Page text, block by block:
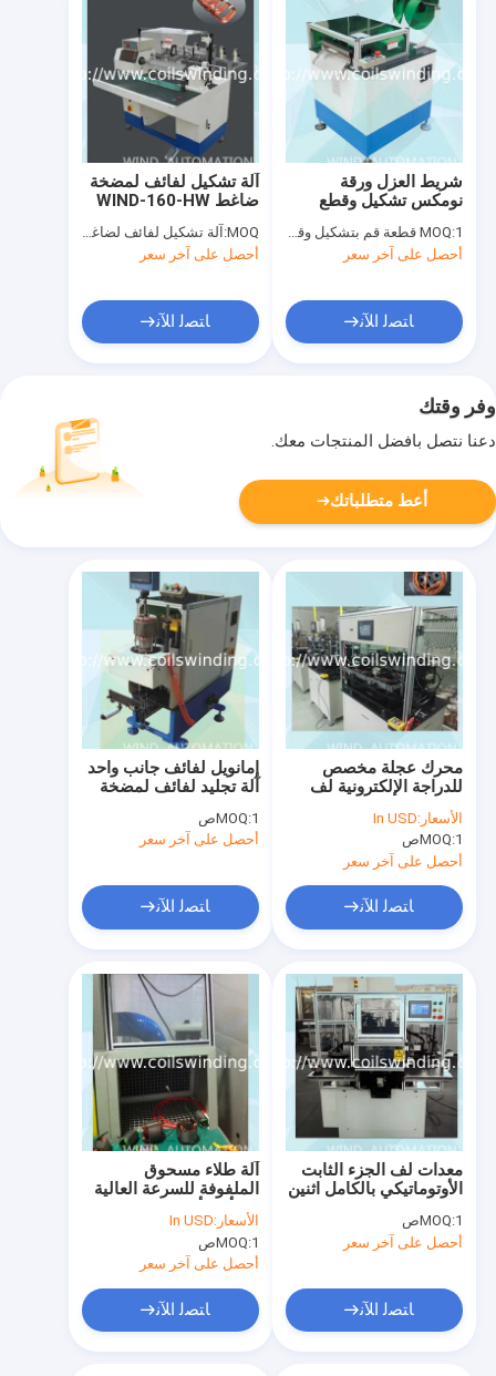
آلة تشكيل لفائف لمضخة
ضاغط WIND-160-HW
MOQ: آلة تشكيل لفائف لضاغط المضخة
أحصل على آخر سعر
ﺎﺘﺼﻟ ﺍﻶﻧ
شريط العزل ورقة
نومكس تشكيل وقطع
DMD
MOQ:1 قطعة قم بتشكيل وقطع الورق العازل لعزل خلايا المحرك التعريفي مثل مضخة المياه والسقف
أحصل على آخر سعر
ﺎﺘﺼﻟ ﺍﻶﻧ
وفر وقتك
دعنا نتصل بأفضل المنتجات معك.
أعط متطلباتك
إمانويل لفائف جانب واحد
آلة تجليد لفائف لمضخة
MOQ:1ص
أحصل على آخر سعر
ﺎﺘﺼﻟ ﺍﻶﻧ
محرك عجلة مخصص
للدراجة الإلكترونية لف
محرك ذو محور ثابت بدون
فرش لفائف المعطي
الأسعار:In USD
MOQ:1ص
أحصل على آخر سعر
ﺎﺘﺼﻟ ﺍﻶﻧ
آلة طلاء مسحوق
الملفوفة للسرعة العالية
من أجل أدوات الطاقة
الأسعار:In USD
MOQ:1ص
أحصل على آخر سعر
ﺎﺘﺼﻟ ﺍﻶﻧ
معدات لف الجزء الثابت
الأوتوماتيكي بالكامل اثنين
الثابت العالمي اللفاف
MOQ:1ص
أحصل على آخر سعر
ﺎﺘﺼﻟ ﺍﻶﻧ